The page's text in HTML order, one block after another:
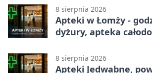
1 (Grupa I)
8 sierpnia 2026
Apteki w Łomży -
dyżury, apteka
8 sierpnia 2026
Apteki Jedwabne,